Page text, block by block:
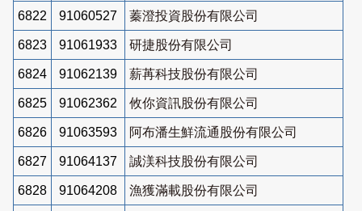
6822 91060527 蓁澄投資股份有限公司
6823 91061933 研捷股份有限公司
6824 91062139 薪苒科技股份有限公司
6825 91062362 攸你資訊股份有限公司
6826 91063593 阿布潘生鮮流通股份有限公司
6827 91064137 誠渼科技股份有限公司
6828 91064208 漁獲滿載股份有限公司